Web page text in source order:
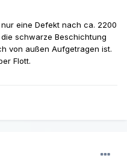
eine Defekt nach ca. 2200
schwarze Beschichtung
von außen Aufgetragen ist.
Flott.